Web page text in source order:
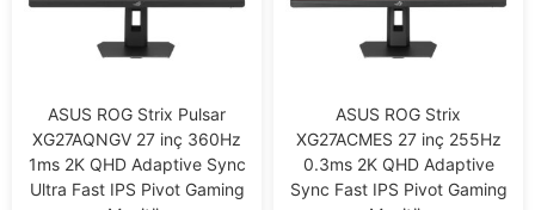
ASUS ROG Strix Pulsar
XG27AQNGV 27 inç 360Hz
1ms 2K QHD Adaptive Sync
Ultra Fast IPS Pivot Gaming
ASUS ROG Strix
XG27ACMES 27 inç 255Hz
0.3ms 2K QHD Adaptive
Sync Fast IPS Pivot Gaming